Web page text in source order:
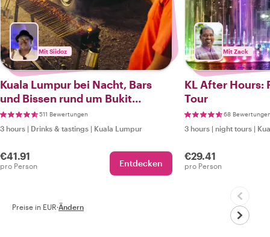
Mit Siidoz
Kuala Lumpur bei Nacht, Bars
und Bissen rund um Bukit
Bintang511 Bewertungen
3 hours | Drinks & tastings | Kuala Lumpur
€41.91
pro Person Entdecken
Mit Zack
KL After Hours:
Tour
68
3 hours | night tours |
€29.41
pro Person
Preise in EUR·Ändern